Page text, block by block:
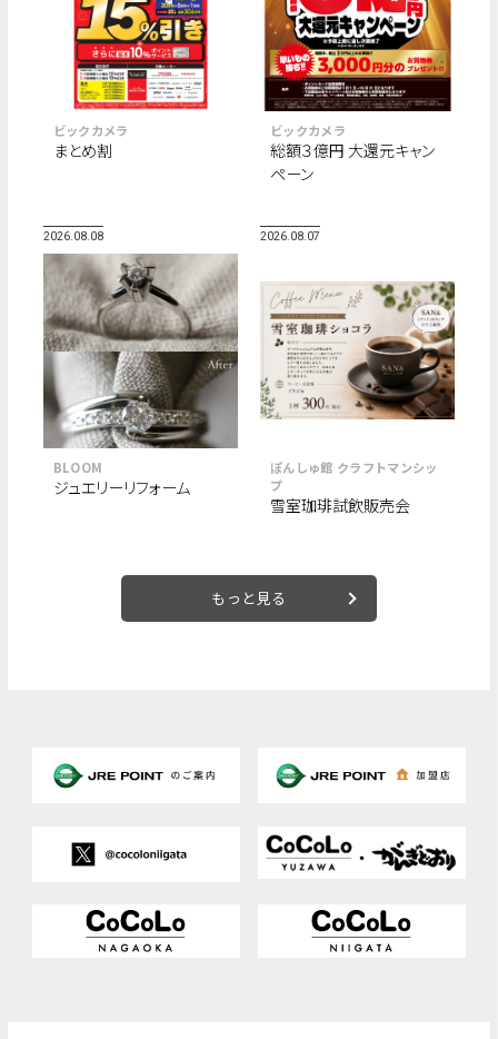
ビックカメラ
まとめ割
ビックカメラ
総額３億円 大還元キャン
ペーン
2026.08.08
BLOOM
ジュエリーリフォーム
2026.08.07
ぽんしゅ館 クラフトマンシッ
プ
雪室珈琲試飲販売会
もっと見る